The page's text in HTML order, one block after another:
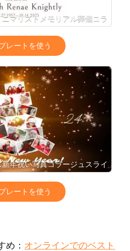
マリストメモリアル葬儀コラ
真スライドショー
レートを使う
年祝い写真コラージュスライ
ドショー
レートを使う
め： オンラインでのベスト